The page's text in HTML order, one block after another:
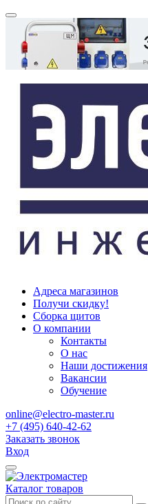
Адреса магазинов
Получи скидку!
Сборка щитов
О компании
Контакты
О нас
Наши достижения
Вакансии
Обучение
online@electro-master.ru
+7 (495) 640-42-62
Заказать звонок
Вход
Каталог товаров